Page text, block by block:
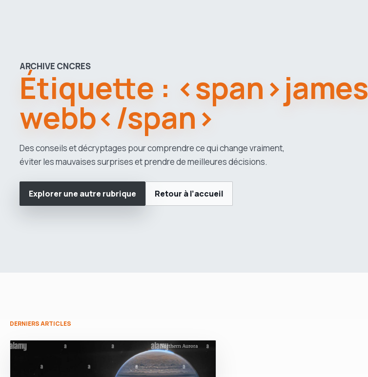
ARCHIVE CNCRES
Étiquette : <span>james
webb</span>
Des conseils et décryptages pour comprendre ce qui change vraiment,
éviter les mauvaises surprises et prendre de meilleures décisions.
Explorer une autre rubrique Retour à l’accueil
DERNIERS ARTICLES